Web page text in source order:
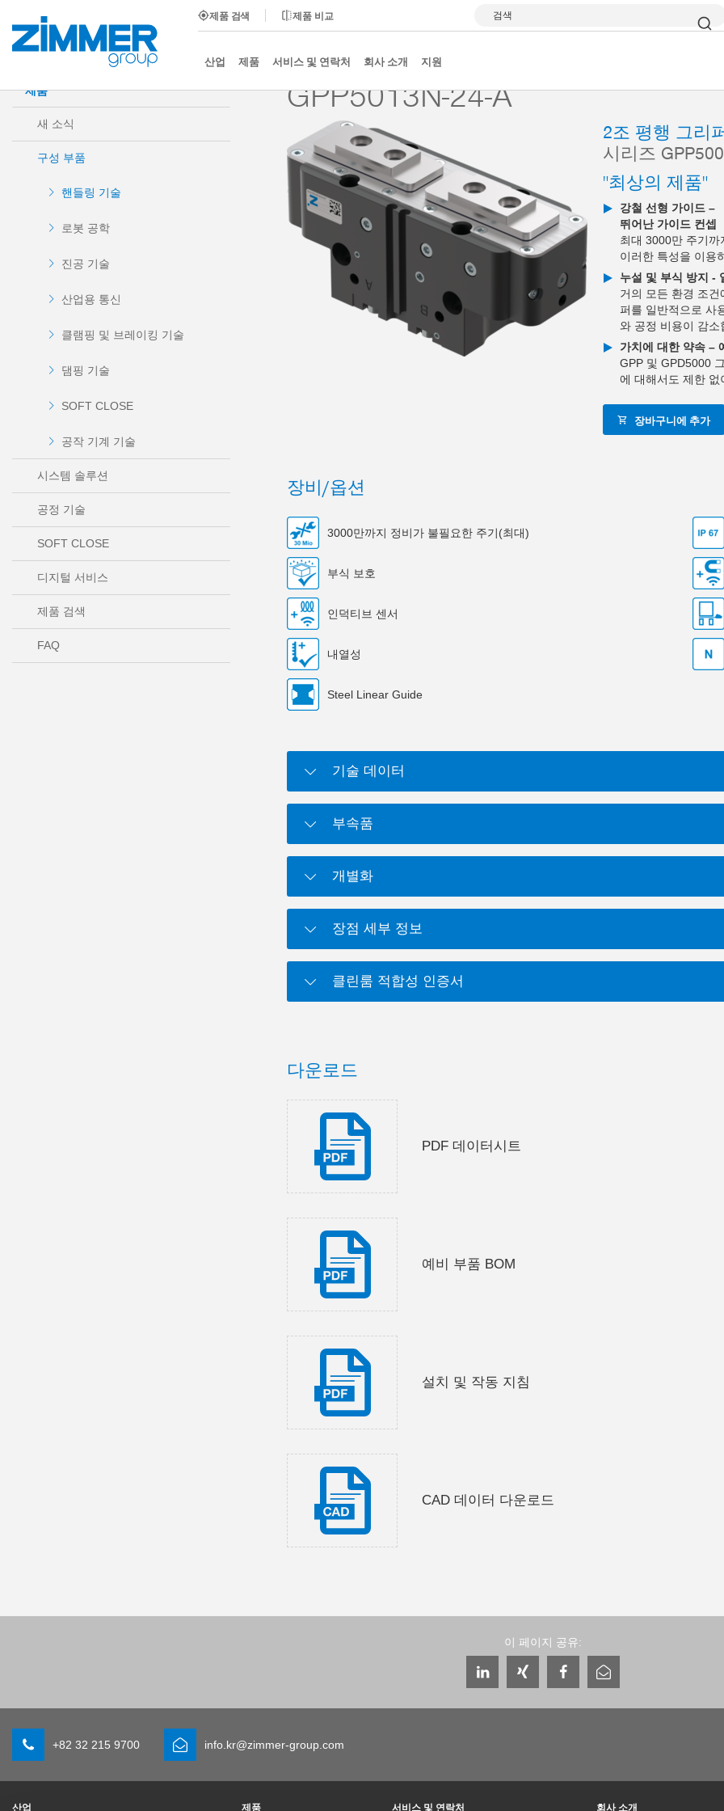
제품 검색 제품 비교 검색
산업 제품 서비스 및 연락처 회사 소개 지원
시작 제품 구성 부품 핸들링 기술 2-조 평행 그리퍼 시리즈 GPP5000 GPP5013N-24-A
제품
새 소식
구성 부품
핸들링 기술
로봇 공학
진공 기술
산업용 통신
클램핑 및 브레이킹 기술
댐핑 기술
SOFT CLOSE
공작 기계 기술
시스템 솔루션
공정 기술
SOFT CLOSE
디지털 서비스
제품 검색
FAQ
GPP5013N-24-A
2조 평행 그리
시리즈
"최상의 제품"
강철 선형 가이드 –
뛰어난 가이드 컨셉
최대 3000만 주기까
이러한 특성을 이용
누설 및 부식 방지 -
거의 모든 환경 조
퍼를 일반적으로 사
와 공정 비용이 감소
가치에 대한 약속 –
GPP 및 GPD5000
에 대해서도 제한
장바구니에 추가
장비/옵션
3000만까지 정비가 불필요한 주기(최대)
부식 보호
인덕티브 센서
내열성
Steel Linear Guide
기술 데이터
부속품
개별화
장점 세부 정보
클린룸 적합성 인증서
다운로드
PDF 데이터시트
예비 부품 BOM
설치 및 작동 지침
CAD 데이터 다운로드
이 페이지 공유:
+82 32 215 9700 info.kr@zimmer-group.com
산업 제품 서비스 및 연락처 회사 소개